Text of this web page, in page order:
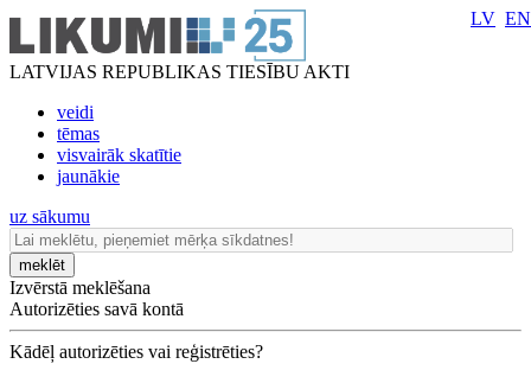
LATVIJAS REPUBLIKAS TIESĪBU AKTI
veidi
tēmas
visvairāk skatītie
jaunākie
LV EN
uz sākumu
meklēt
Izvērstā meklēšana
Autorizēties savā kontā
Kādēļ autorizēties vai reģistrēties?